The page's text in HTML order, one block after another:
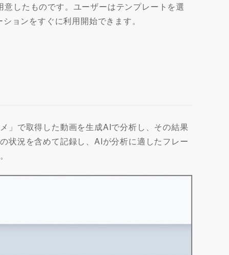
したものです。ユーザーはテンプレートを選
ョンをすぐに利用開始できます。
」で取得した動画を生成AIで分析し、その結果
状況を含めて記録し、AIが分析に適したフレー